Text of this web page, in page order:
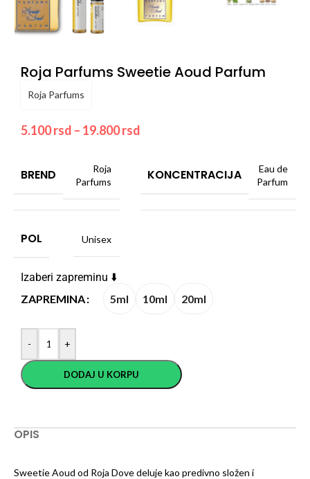
Roja Parfums Sweetie Aoud Parfum
Roja Parfums
5.100rsd – 19.800rsd
BREND
Roja
Parfums
KONCENTRACIJA
Eau de
Parfum
POL Unisex
Izaberi zapreminu ⬇️
ZAPREMINA
5ml 10ml 20ml
- +
DODAJ U KORPU
OPIS
Sweetie Aoud od Roja Dove deluje kao predivno složen i